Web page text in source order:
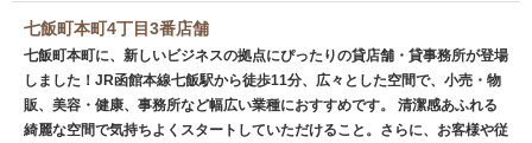
七飯町本町4丁目3番店舗
七飯町本町に、新しいビジネスの拠点にぴったりの貸店舗・貸事務所が登場
しました！JR函館本線七飯駅から徒歩11分、広々とした空間で、小売・物
販、美容・健康、事務所など幅広い業種におすすめです。 清潔感あふれる
綺麗な空間で気持ちよくスタートしていただけること。さらに、お客様や従